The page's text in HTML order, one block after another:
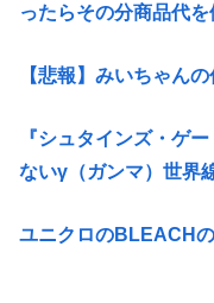
ったらその分商品代を
【悲報】みいちゃん
『シュタインズ・ゲ
ないγ（ガンマ）世界
ユニクロのBLEACH